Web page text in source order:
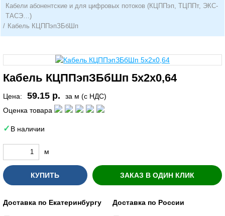
Кабели абонентские и для цифровых потоков (КЦППэп, ТЦППт, ЭКС-
ТАСЭ…)
/ Кабель КЦППэпЗБбШп
Кабель КЦППэпЗБбШп 5х2х0,64
Цена: 59.15 р.
за м (с НДС)
Оценка товара
В наличии
м
КУПИТЬ ЗАКАЗ В ОДИН КЛИК
Доставка по Екатеринбургу Доставка по России